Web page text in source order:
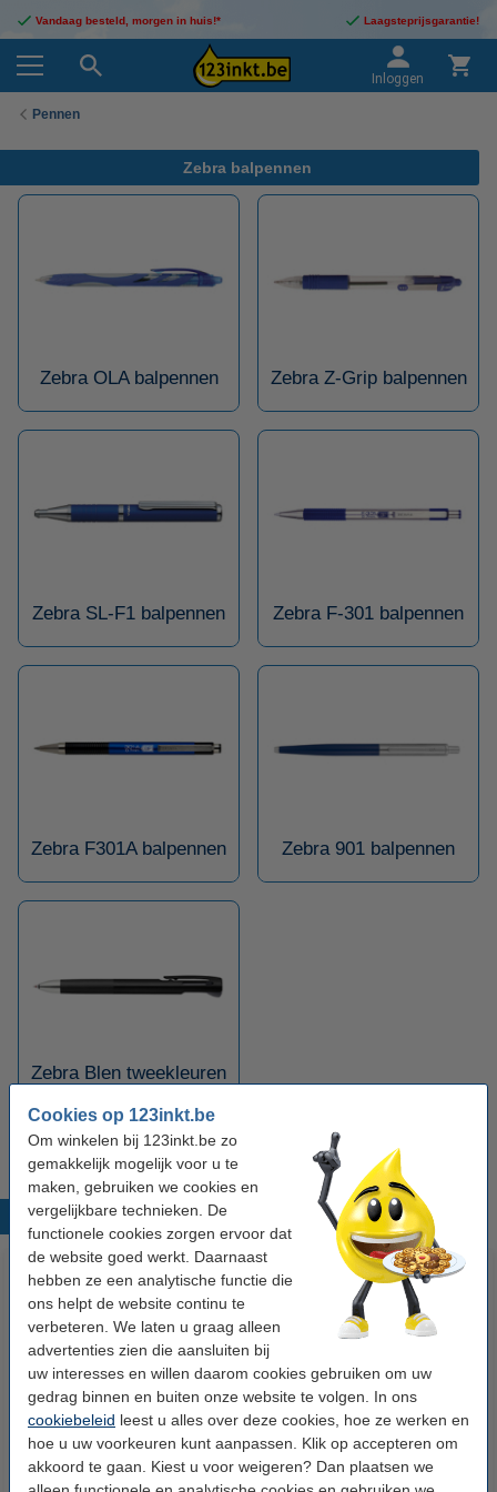
Cookies op 123inkt.be
Om winkelen bij 123inkt.be zo
gemakkelijk mogelijk voor u te
maken, gebruiken we cookies en
vergelijkbare technieken. De
functionele cookies zorgen ervoor dat
de website goed werkt. Daarnaast
hebben ze een analytische functie die
ons helpt de website continu te
verbeteren. We laten u graag alleen
advertenties zien die aansluiten bij
uw interesses en willen daarom cookies gebruiken om uw
gedrag binnen en buiten onze website te volgen. In ons
cookiebeleid leest u alles over deze cookies, hoe ze werken en
hoe u uw voorkeuren kunt aanpassen. Klik op accepteren om
akkoord te gaan. Kiest u voor weigeren? Dan plaatsen we
Vandaag besteld, morgen in huis!* Laagsteprijsgarantie!
Inloggen
Pennen
Zebra balpennen
Zebra OLA balpennen Zebra Z-Grip balpennen
Zebra SL-F1 balpennen Zebra F-301 balpennen
Zebra F301A balpennen Zebra 901 balpennen
Zebra Blen tweekleuren
Populaire producten
123accu Xtreme Power MN1500
Penlite AA batterij 24 stuks
123inkt kopieerpapier 1 doos
van 2500 vellen A4 - 80 g/m²